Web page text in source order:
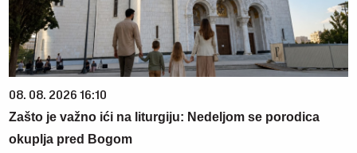
08. 08. 2026 16:10
Zašto je važno ići na liturgiju: Nedeljom se porodica
okuplja pred Bogom